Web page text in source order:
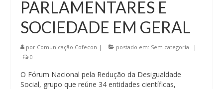
PARLAMENTARES E
SOCIEDADE EM GERAL
por Comunicação Cofecon | postado em: Sem categoria
|
0
O Fórum Nacional pela Redução da Desigualdade
Social, grupo que reúne 34 entidades científicas,